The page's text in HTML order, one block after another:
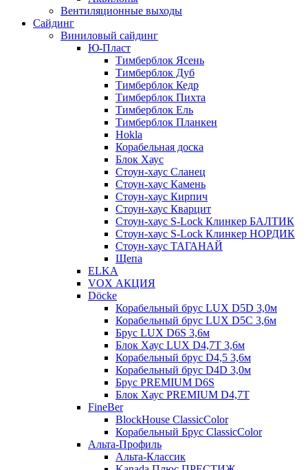
Вентиляционные выходы
Сайдинг
Виниловый сайдинг
Ю-Пласт
Тимберблок Ясень
Тимберблок Дуб
Тимберблок Кедр
Тимберблок Пихта
Тимберблок Ель
Тимберблок Планкен
Hokla
Корабельная доска
Блок Хаус
Стоун-хаус Сланец
Стоун-хаус Камень
Стоун-хаус Кирпич
Стоун-хаус Кварцит
Стоун-хаус S-Lock Клинкер БАЛТИК
Стоун-хаус S-Lock Клинкер НОРДИК
Стоун-хаус ТАГАНАЙ
Щепа
ELKA
VOX АКЦИЯ
Döcke
Корабельный брус LUX D5D 3,0м
Корабельный брус LUX D5C 3,6м
Брус LUX D6S 3,6м
Блок Хаус LUX D4,7T 3,6м
Корабельный брус D4,5 3,6м
Корабельный брус D4D 3,0м
Брус PREMIUM D6S
Блок Хаус PREMIUM D4,7T
FineBer
BlockHouse ClassicColor
Корабельный Брус ClassicColor
Альта-Профиль
Альта-Классик